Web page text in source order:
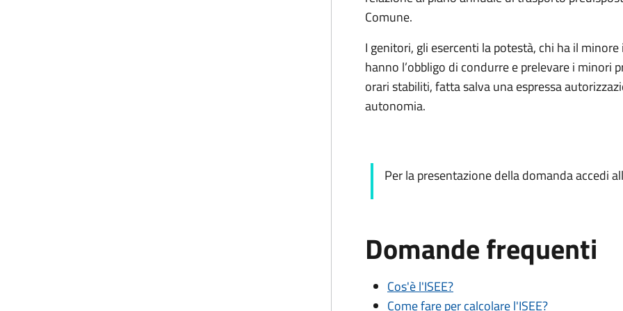
Comune.
I genitori, gli esercenti la potestà, chi ha il
hanno l’obbligo di condurre e prelevare i minori
orari stabiliti, fatta salva una espressa
autonomia.
Per la presentazione della domanda accedi
Domande frequenti
Cos'è l'ISEE?
Come fare per calcolare l'ISEE?